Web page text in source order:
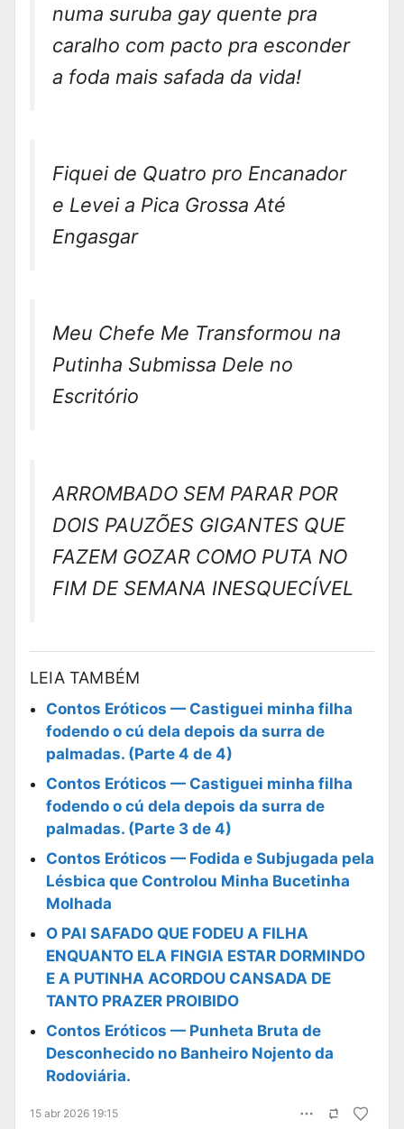
numa suruba gay quente pra
caralho com pacto pra esconder
a foda mais safada da vida!
Fiquei de Quatro pro Encanador
e Levei a Pica Grossa Até
Engasgar
Meu Chefe Me Transformou na
Putinha Submissa Dele no
Escritório
ARROMBADO SEM PARAR POR
DOIS PAUZÕES GIGANTES QUE
FAZEM GOZAR COMO PUTA NO
FIM DE SEMANA INESQUECÍVEL
LEIA TAMBÉM
Contos Eróticos — Castiguei minha filha
fodendo o cú dela depois da surra de
palmadas. (Parte 4 de 4)
Contos Eróticos — Castiguei minha filha
fodendo o cú dela depois da surra de
palmadas. (Parte 3 de 4)
Contos Eróticos — Fodida e Subjugada pela
Lésbica que Controlou Minha Bucetinha
Molhada
O PAI SAFADO QUE FODEU A FILHA
ENQUANTO ELA FINGIA ESTAR DORMINDO
E A PUTINHA ACORDOU CANSADA DE
TANTO PRAZER PROIBIDO
Contos Eróticos — Punheta Bruta de
Desconhecido no Banheiro Nojento da
Rodoviária.
15 abr 2026 19:15